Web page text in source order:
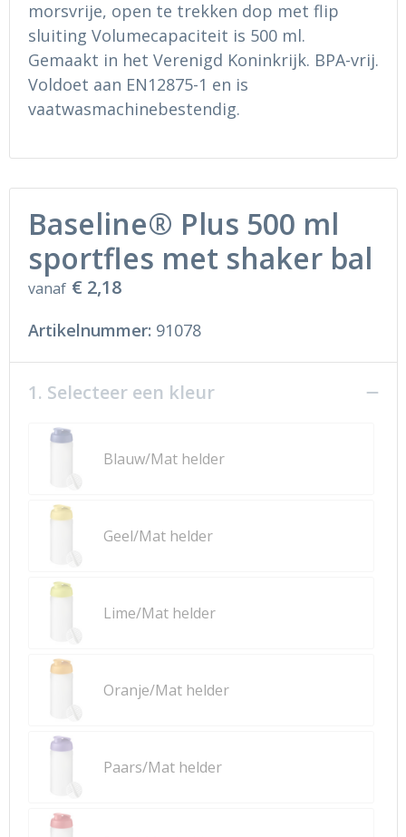
Ondergoed en Sokken
Regenkleding
Gereedschap
Hoofdbescherming
Gehoorbescherming
Ademhalingsbescherming
Sokken en Nachtkleding
Regenkleding
Schoenen
morsvrije, open te trekken dop met flip
sluiting Volumecapaciteit is 500 ml.
Gemaakt in het Verenigd Koninkrijk. BPA-vrij.
Voldoet aan EN12875-1 en is
vaatwasmachinebestendig.
Baseline® Plus 500 ml
sportfles met shaker bal
vanaf € 2,18
Artikelnummer: 91078
1. Selecteer een kleur
Blauw/Mat helder
Geel/Mat helder
Lime/Mat helder
Oranje/Mat helder
Paars/Mat helder